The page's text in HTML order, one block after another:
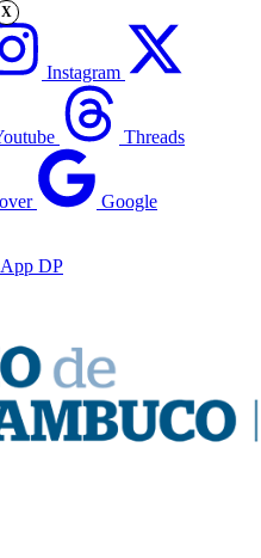
Instagram
Threads
Google
DP
X